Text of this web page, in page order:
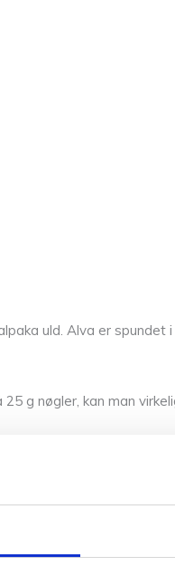
uld. Alva er spundet
g nøgler, kan man
kan finde lige
det strikkede, jo